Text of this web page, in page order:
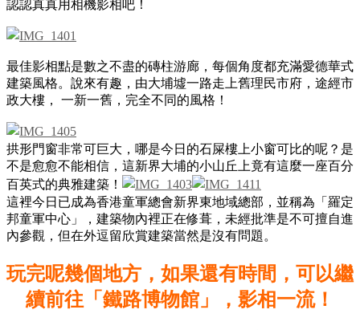
認認真真用相機影相吧！
最佳影相點是數之不盡的磚柱游廊，每個角度都充滿愛德華式
建築風格。說來有趣，由大埔墟一路走上舊理民市府，途經市
政大樓， 一新一舊，完全不同的風格！
拱形門窗非常可巨大，哪是今日的石屎樓上小窗可比的呢？是
不是愈愈不能相信，這新界大埔的小山丘上竟有這麼一座百分
百英式的典雅建築！
這裡今日已成為香港童軍總會新界東地域總部，並稱為「羅定
邦童軍中心」，建築物內裡正在修葺，未經批準是不可擅自進
內參觀，但在外逗留欣賞建築當然是沒有問題。
玩完呢幾個地方，如果還有時間，可以繼
續前往「鐵路博物館」，影相一流！